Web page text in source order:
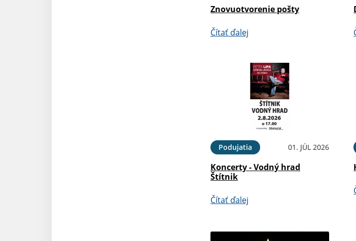
Znovuotvorenie pošty
Čítať ďalej
Podujatia 01. JÚL 2026
Koncerty - Vodný hrad
Štítnik
Čítať ďalej